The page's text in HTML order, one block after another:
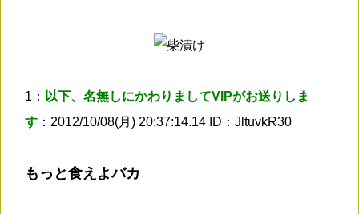
1： 以下、名無しにかわりましてVIPがお送りしま
す ：2012/10/08(月) 20:37:14.14 ID：JltuvkR30
もっと食えよバカ